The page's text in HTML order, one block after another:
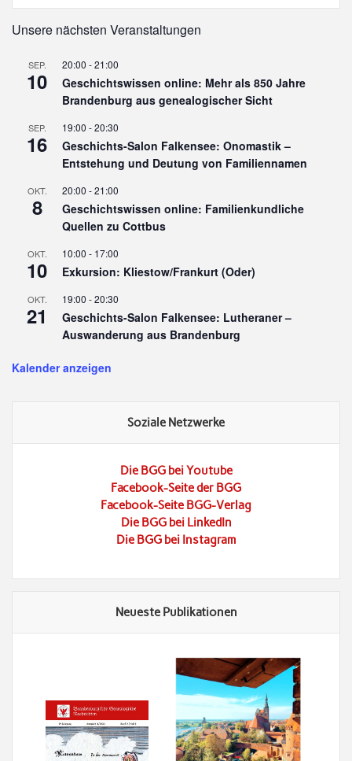
Unsere nächsten Veranstaltungen
SEP.
10
20:00 -21:00
Geschichtswissen online: Mehr als 850 Jahre
Brandenburg aus genealogischer Sicht
SEP.
16
19:00 -20:30
Geschichts-Salon Falkensee: Onomastik –
Entstehung und Deutung von Familiennamen
OKT.
8
20:00 -21:00
Geschichtswissen online: Familienkundliche
Quellen zu Cottbus
OKT.
10
10:00 - 17:00
Exkursion: Kliestow/Frankurt (Oder)
OKT.
21
19:00 -20:30
Geschichts-Salon Falkensee: Lutheraner –
Auswanderung aus Brandenburg
Kalender anzeigen
Soziale Netzwerke
Die BGG bei Youtube
Facebook-Seite der BGG
Facebook-Seite BGG-Verlag
Die BGG bei LinkedIn
Die BGG bei Instagram
Neueste Publikationen